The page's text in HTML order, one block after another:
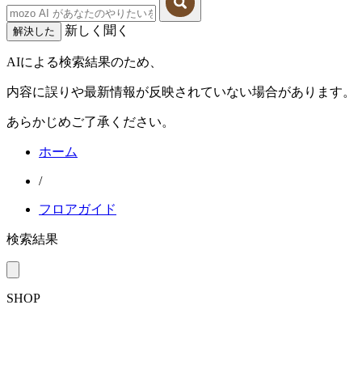
解決した 新しく聞く
AIによる検索結果のため、
内容に誤りや最新情報が反映されていない場合があります。
あらかじめご了承ください。
ホーム
/
フロアガイド
検索結果
SHOP